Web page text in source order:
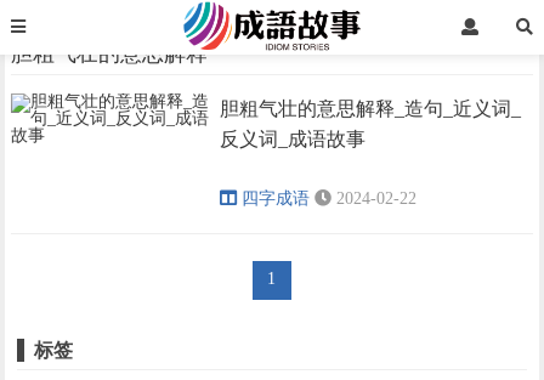
› ›
胆粗气壮的意思解释
胆粗气壮的意思解释
胆粗气壮的意思解释_造句_近义词_
反义词_成语故事
四字成语 2024-02-22
1
标签